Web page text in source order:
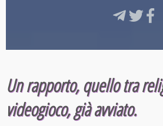
Un rapporto, quello tra
videogioco, già avviato.